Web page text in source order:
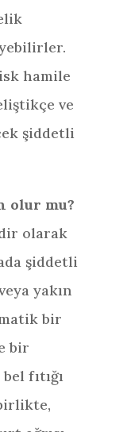
hamile
ve
şiddetli
olur mu?
olarak
şiddetli
yakın
bir
bir
fıtığı